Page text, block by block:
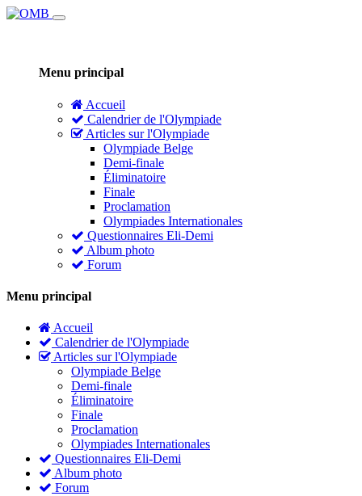
Menu principal
Accueil
Calendrier de l'Olympiade
Articles sur l'Olympiade
Olympiade Belge
Demi-finale
Éliminatoire
Finale
Proclamation
Olympiades Internationales
Questionnaires Eli-Demi
Album photo
Forum
Menu principal
Accueil
Calendrier de l'Olympiade
Articles sur l'Olympiade
Olympiade Belge
Demi-finale
Éliminatoire
Finale
Proclamation
Olympiades Internationales
Questionnaires Eli-Demi
Album photo
Forum